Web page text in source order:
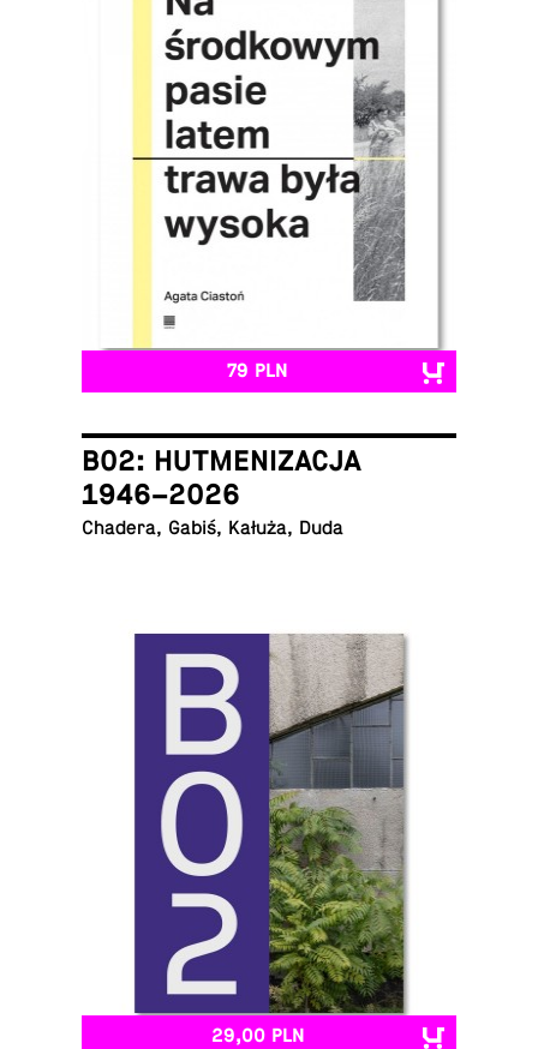
79 PLN
B02: HUTMENIZACJA
1946–2026
Chadera, Gabiś, Kałuża, Duda
29,00 PLN